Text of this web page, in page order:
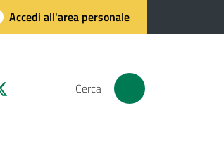
Accedi all'area personale
Cerca